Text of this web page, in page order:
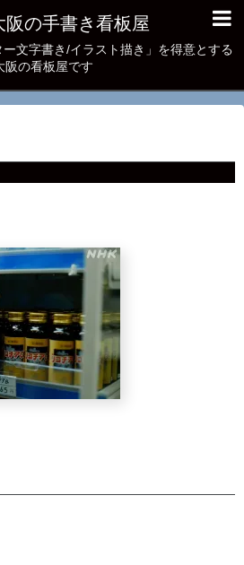
阪の手書き看板屋
ー文字書き/イラスト描き」を得意とする
阪の看板屋です